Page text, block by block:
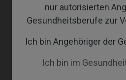
nur autorisierten
Gesundheitsberufe zur
Ich bin Angehöriger der
Ich bin im